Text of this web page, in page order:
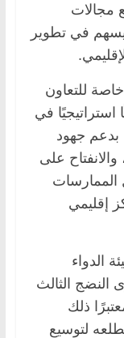
مجالات
يسهم في تطوير
للتعاون
استراتيجيًا في
بدعم جهود
على
الممارسات
إقليمي
الدواء
النضج الثالث
ذلك
تطلعه لتوسيع